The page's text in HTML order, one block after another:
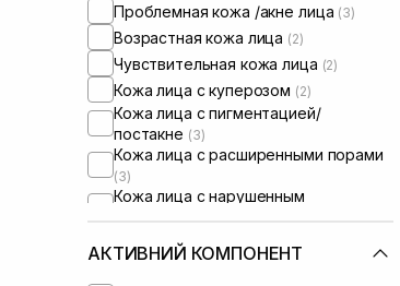
Проблемная кожа /акне лица (3)
Возрастная кожа лица (2)
Чувствительная кожа лица (2)
Кожа лица с куперозом (2)
Кожа лица с пигментацией/
постакне (3)
Кожа лица с расширенными порами
(3)
Кожа лица с нарушенным
барьером(2)
микробиомом(1)
АКТИВНИЙ КОМПОНЕНТ